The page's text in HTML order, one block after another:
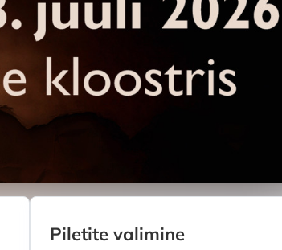
Piletite valimine